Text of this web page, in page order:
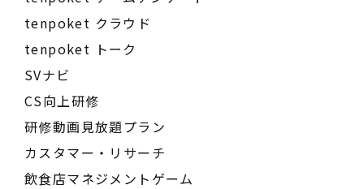
tenpoket クラウド
tenpoket トーク
SVナビ
CS向上研修
研修動画見放題プラン
カスタマー・リサーチ
飲食店マネジメントゲーム